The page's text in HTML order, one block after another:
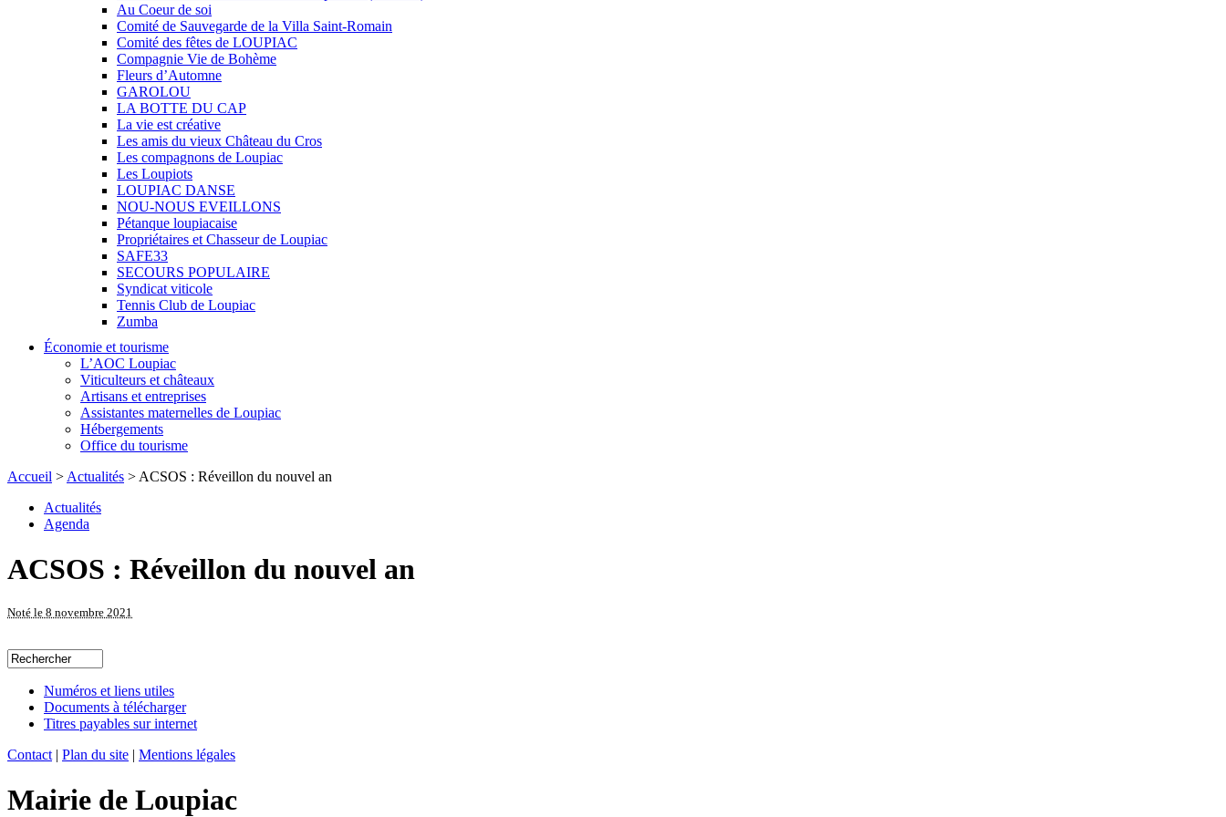
Au Coeur de soi
Comité de Sauvegarde de la Villa Saint-Romain
Comité des fêtes de LOUPIAC
Compagnie Vie de Bohème
Fleurs d’Automne
GAROLOU
LA BOTTE DU CAP
La vie est créative
Les amis du vieux Château du Cros
Les compagnons de Loupiac
Les Loupiots
LOUPIAC DANSE
NOU-NOUS EVEILLONS
Pétanque loupiacaise
Propriétaires et Chasseur de Loupiac
SAFE33
SECOURS POPULAIRE
Syndicat viticole
Tennis Club de Loupiac
Zumba
Économie et tourisme
L’AOC Loupiac
Viticulteurs et châteaux
Artisans et entreprises
Assistantes maternelles de Loupiac
Hébergements
Office du tourisme
Accueil > Actualités > ACSOS : Réveillon du nouvel an
Actualités
Agenda
ACSOS : Réveillon du nouvel an
Noté le 8 novembre 2021
Numéros et liens utiles
Documents à télécharger
Titres payables sur internet
Contact | Plan du site | Mentions légales
Mairie de Loupiac